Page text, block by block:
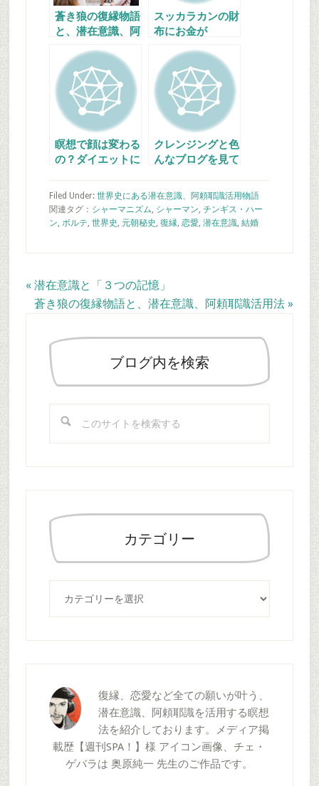
蒼き狼の復縁物語
と、潜在意識、阿
スッカラカンの財
布にお金が
瞑想で顔は変わる
の？ダイエットに
クレンジングと色
んなブログを見て
Filed Under: 世界史にある潜在意識、阿頼耶識活用物語
関連タグ： シャーマニズム, シャーマン, チンギス・ハー
ン, ボルテ, 世界史 , 元朝秘史 , 復縁, 恋愛, 潜在意識, 結婚
Previous
Post:
« 潜在意識と「３つの記憶」
Next
蒼き狼の復縁物語と、潜在意識、阿頼耶識活用法 »
ブログ内を検索
検
す
る
カテゴリー
復縁、恋愛など全ての願いが叶う、
潜在意識、阿頼耶識を活用する瞑想
法を紹介しております。メディア掲
載歴【週刊SPA！】様 アイコン画像、チェ・
ゲバラは 奥原純一 先生のご作品です。